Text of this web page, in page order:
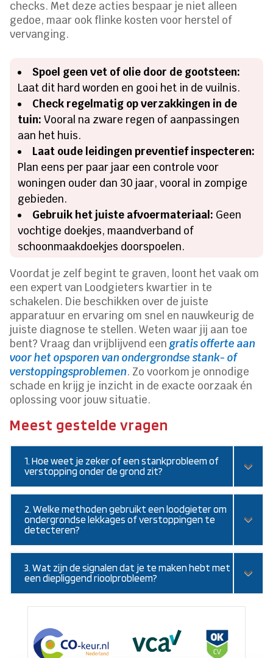
checks. Met deze acties bespaar je niet alleen
gedoe, maar ook flinke kosten voor herstel of
vervanging.
Spoel geen vet of olie door de gootsteen:
Laat dit hard worden en gooi het in de vuilnis.
Check regelmatig op verzakkingen in de
tuin: Vooral na zware regen of aanpassingen
aan het huis.
Laat oude leidingen preventief inspecteren:
Plan eens per paar jaar een controle voor
woningen ouder dan 30 jaar, vooral in zompige
gebieden.
Gebruik het juiste afvoermateriaal: Geen
vochtige doekjes, maandverband of
schoonmaakdoekjes doorspoelen.
Voordat je zelf begint te graven, loont het vaak om
een expert van Loodgieters kwartier in te
schakelen. Die beschikken over de juiste
apparatuur en ervaring om snel en nauwkeurig de
juiste diagnose te stellen. Weten waar jij aan toe
bent? Vraag dan vrijblijvend eengratis offerte aan
voor het opsporen van ondergrondse stank- of
verstoppingsproblemen. Zo voorkom je onnodige
schade en krijg je inzicht in de exacte oorzaak én
oplossing voor jouw situatie.
Meest gestelde vragen
1. Hoe weet je zeker of een stankprobleem of
verstopping onder de grond zit?
2. Welke methoden gebruikt een loodgieter om
ondergrondse lekkages of verstoppingen te
detecteren?
3. Wat zijn de signalen dat je te maken hebt met
een diepliggend rioolprobleem?